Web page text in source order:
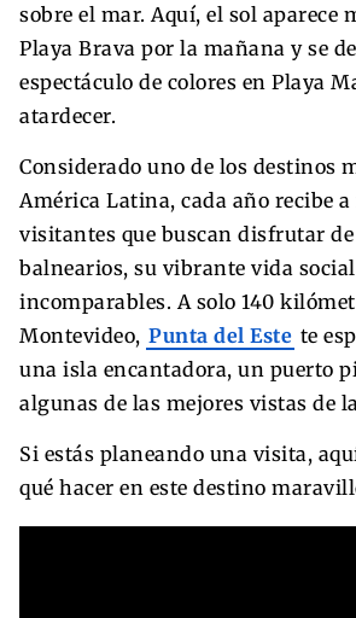
sobre el mar. Aquí, el sol aparece
Playa Brava por la mañana y se
espectáculo de colores en Playa
atardecer.
Considerado uno de los destinos
América Latina, cada año recibe
visitantes que buscan disfrutar
balnearios, su vibrante vida
incomparables. A solo 140
Montevideo, Punta del Este te
una isla encantadora, un puerto
algunas de las mejores vistas de
Si estás planeando una visita,
qué hacer en este destino